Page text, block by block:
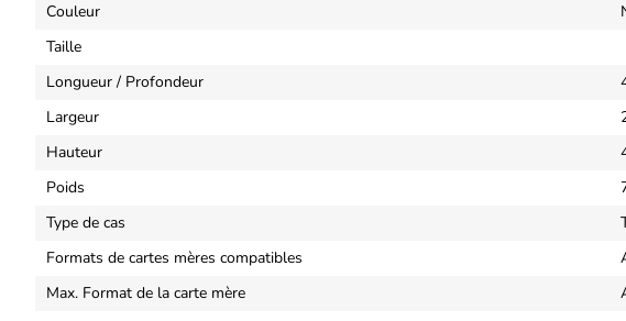
Couleur
Taille
Longueur / Profondeur
Largeur
Hauteur
Poids
Type de cas
Formats de cartes mères compatibles
Max. Format de la carte mère